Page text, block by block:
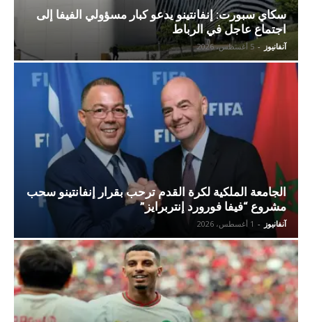
سكاي سبورت: إنفانتينو يدعو كبار مسؤولي الفيفا إلى
اجتماع عاجل في الرباط
آنفانيوز - 5 أغسطس، 2026
الجامعة الملكية لكرة القدم ترحب بقرار إنفانتينو سحب
مشروع “فيفا فورورد إنتربرايز”
آنفانيوز - 1 أغسطس، 2026